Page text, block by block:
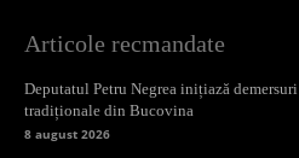
Articole recmandate
Deputatul Petru Negrea inițiază
tradiționale din Bucovina
8 august 2026